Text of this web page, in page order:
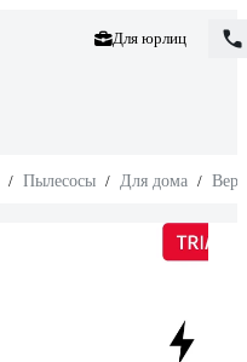
Для юрлиц
/ Пылесосы / Для дома /